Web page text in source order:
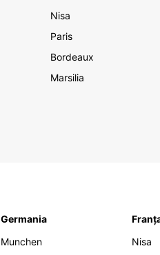
Nisa
Paris
Bordeaux
Marsilia
Germania
Munchen
Nisa